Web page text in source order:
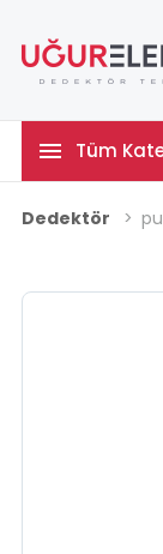
Tüm
Dedektör